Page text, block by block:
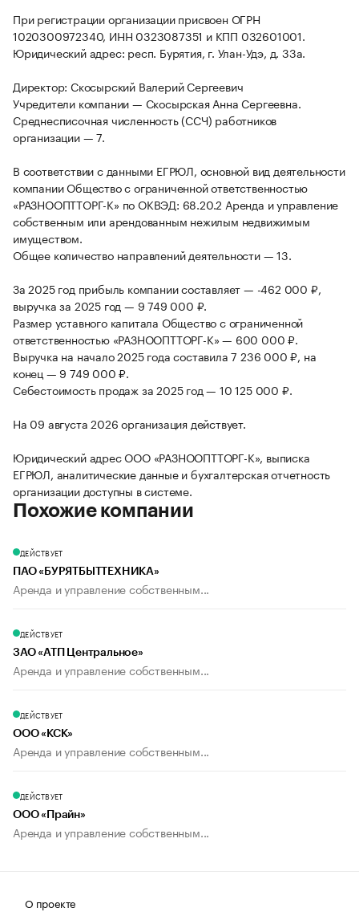
При регистрации организации присвоен ОГРН
1020300972340, ИНН 0323087351 и КПП 032601001.
Юридический адрес: респ. Бурятия, г. Улан-Удэ, д. 33а.
Директор: Скосырский Валерий Сергеевич
Учредители компании — Скосырская Анна Сергеевна.
Среднесписочная численность (ССЧ) работников
организации — 7.
В соответствии с данными ЕГРЮЛ, основной вид деятельности
компании Общество с ограниченной ответственностью
«РАЗНООПТТОРГ-К» по ОКВЭД: 68.20.2 Аренда и управление
собственным или арендованным нежилым недвижимым
имуществом.
Общее количество направлений деятельности — 13.
За 2025 год прибыль компании составляет — -462 000 ₽,
выручка за 2025 год — 9 749 000 ₽.
Размер уставного капитала Общество с ограниченной
ответственностью «РАЗНООПТТОРГ-К» — 600 000 ₽.
Выручка на начало 2025 года составила 7 236 000 ₽, на
конец — 9 749 000 ₽.
Себестоимость продаж за 2025 год — 10 125 000 ₽.
На 09 августа 2026 организация действует.
Юридический адрес ООО «РАЗНООПТТОРГ-К», выписка
ЕГРЮЛ, аналитические данные и бухгалтерская отчетность
организации доступны в системе.
Похожие компании
ДЕЙСТВУЕТ
ПАО «БУРЯТБЫТТЕХНИКА»
Аренда и управление собственным...
ДЕЙСТВУЕТ
ЗАО «АТП Центральное»
Аренда и управление собственным...
ДЕЙСТВУЕТ
ООО «КСК»
Аренда и управление собственным...
ДЕЙСТВУЕТ
ООО «Прайн»
Аренда и управление собственным...
О проекте